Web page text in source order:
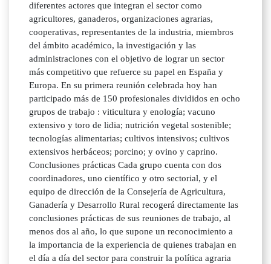
diferentes actores que integran el sector como
agricultores, ganaderos, organizaciones agrarias,
cooperativas, representantes de la industria, miembros
del ámbito académico, la investigación y las
administraciones con el objetivo de lograr un sector
más competitivo que refuerce su papel en España y
Europa. En su primera reunión celebrada hoy han
participado más de 150 profesionales divididos en ocho
grupos de trabajo : viticultura y enología; vacuno
extensivo y toro de lidia; nutrición vegetal sostenible;
tecnologías alimentarias; cultivos intensivos; cultivos
extensivos herbáceos; porcino; y ovino y caprino.
Conclusiones prácticas Cada grupo cuenta con dos
coordinadores, uno científico y otro sectorial, y el
equipo de dirección de la Consejería de Agricultura,
Ganadería y Desarrollo Rural recogerá directamente las
conclusiones prácticas de sus reuniones de trabajo, al
menos dos al año, lo que supone un reconocimiento a
la importancia de la experiencia de quienes trabajan en
el día a día del sector para construir la política agraria